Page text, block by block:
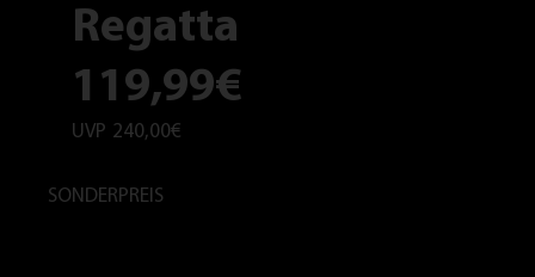
Regatta
119,99€
UVP 240,00€
SONDERPREIS